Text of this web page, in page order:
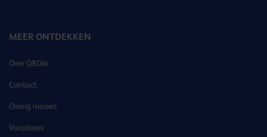
MEER ONTDEKKEN
Over Q8Oils
Contact
Overig nieuws
Vacatures